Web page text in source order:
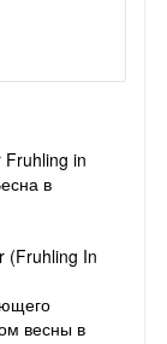
Fruhling in
в
(Fruhling In
весны в